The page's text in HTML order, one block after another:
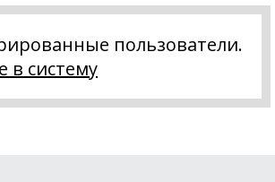
пользователи.
в систему